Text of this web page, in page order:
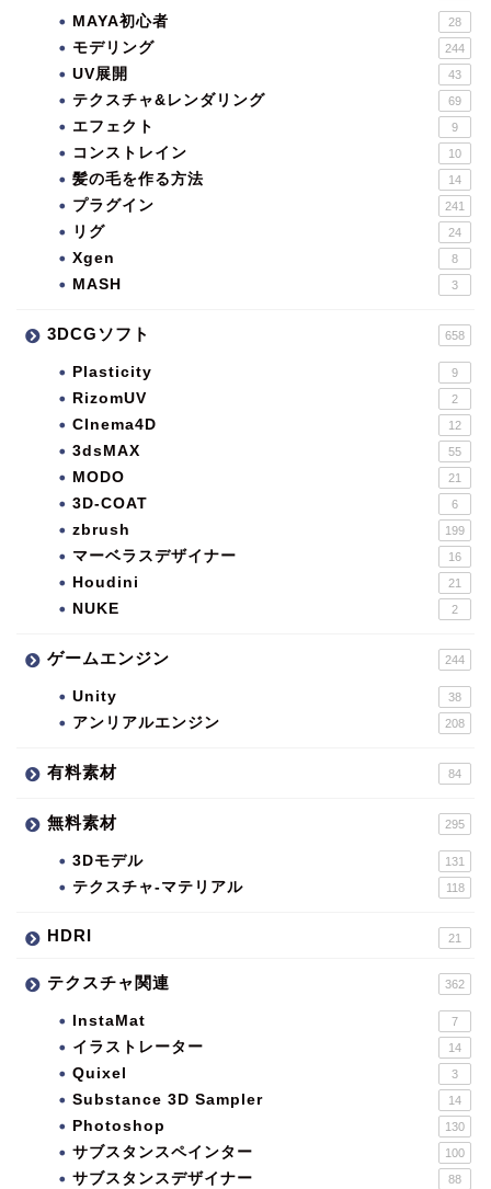
MAYA初心者 28
モデリング 244
UV展開 43
テクスチャ&レンダリング 69
エフェクト 9
コンストレイン 10
髪の毛を作る方法 14
プラグイン 241
リグ 24
Xgen 8
MASH 3
3DCGソフト 658
Plasticity 9
RizomUV 2
CInema4D 12
3dsMAX 55
MODO 21
3D-COAT 6
zbrush 199
マーベラスデザイナー 16
Houdini 21
NUKE 2
ゲームエンジン 244
Unity 38
アンリアルエンジン 208
有料素材 84
無料素材 295
3Dモデル 131
テクスチャ-マテリアル 118
HDRI 21
テクスチャ関連 362
InstaMat 7
イラストレーター 14
Quixel 3
Substance 3D Sampler 14
Photoshop 130
サブスタンスペインター 100
サブスタンスデザイナー 88